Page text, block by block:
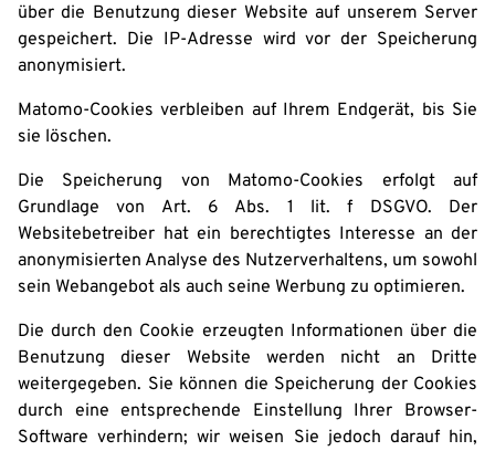
über die Benutzung dieser Website auf unserem Server
gespeichert. Die IP-Adresse wird vor der Speicherung
anonymisiert.
Matomo-Cookies verbleiben auf Ihrem Endgerät, bis Sie
sie löschen.
Die Speicherung von Matomo-Cookies erfolgt auf
Grundlage von Art. 6 Abs. 1 lit. f DSGVO. Der
Websitebetreiber hat ein berechtigtes Interesse an der
anonymisierten Analyse des Nutzerverhaltens, um sowohl
sein Webangebot als auch seine Werbung zu optimieren.
Die durch den Cookie erzeugten Informationen über die
Benutzung dieser Website werden nicht an Dritte
weitergegeben. Sie können die Speicherung der Cookies
durch eine entsprechende Einstellung Ihrer Browser-
Software verhindern; wir weisen Sie jedoch darauf hin,